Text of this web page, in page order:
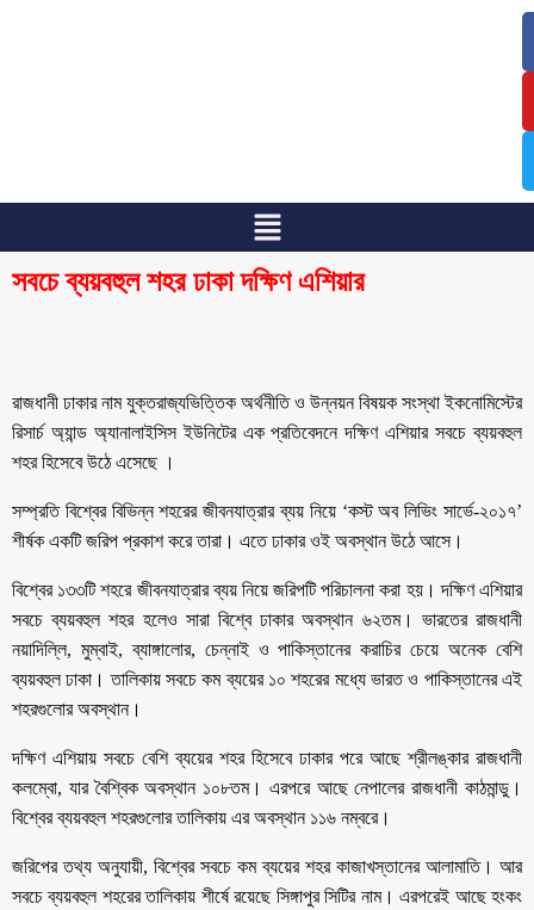
সবচে ব্যয়বহুল শহর ঢাকা দক্ষিণ এশিয়ার
রাজধানী ঢাকার নাম যুক্তরাজ্যভিত্তিক অর্থনীতি ও উন্নয়ন বিষয়ক সংস্থা ইকনোমিস্টের
রিসার্চ অ্যান্ড অ্যানালাইসিস ইউনিটের এক প্রতিবেদনে দক্ষিণ এশিয়ার সবচে ব্যয়বহুল
শহর হিসেবে উঠে এসেছে ।
সম্প্রতি বিশ্বের বিভিন্ন শহরের জীবনযাত্রার ব্যয় নিয়ে ‘কস্ট অব লিভিং সার্ভে-২০১৭’
শীর্ষক একটি জরিপ প্রকাশ করে তারা। এতে ঢাকার ওই অবস্থান উঠে আসে।
বিশ্বের ১৩৩টি শহরে জীবনযাত্রার ব্যয় নিয়ে জরিপটি পরিচালনা করা হয়। দক্ষিণ এশিয়ার
সবচে ব্যয়বহুল শহর হলেও সারা বিশ্বে ঢাকার অবস্থান ৬২তম। ভারতের রাজধানী
নয়াদিল্লি, মুম্বাই, ব্যাঙ্গালোর, চেন্নাই ও পাকিস্তানের করাচির চেয়ে অনেক বেশি
ব্যয়বহুল ঢাকা। তালিকায় সবচে কম ব্যয়ের ১০ শহরের মধ্যে ভারত ও পাকিস্তানের এই
শহরগুলোর অবস্থান।
দক্ষিণ এশিয়ায় সবচে বেশি ব্যয়ের শহর হিসেবে ঢাকার পরে আছে শ্রীলঙ্কার রাজধানী
কলম্বো, যার বৈশ্বিক অবস্থান ১০৮তম। এরপরে আছে নেপালের রাজধানী কাঠমান্ডু।
বিশ্বের ব্যয়বহুল শহরগুলোর তালিকায় এর অবস্থান ১১৬ নম্বরে।
জরিপের তথ্য অনুযায়ী, বিশ্বের সবচে কম ব্যয়ের শহর কাজাখস্তানের আলামাতি। আর
সবচে ব্যয়বহুল শহরের তালিকায় শীর্ষে রয়েছে সিঙ্গাপুর সিটির নাম। এরপরেই আছে হংকং